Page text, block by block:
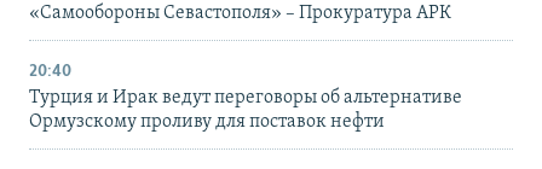
«Самообороны Севастополя» – Прокуратура АРК
20:40
Турция и Ирак ведут переговоры об альтернативе
Ормузскому проливу для поставок нефти